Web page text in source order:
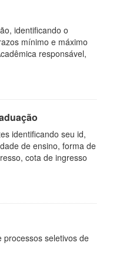
identificando o
mínimo e máximo
responsável,
identificando seu id,
de ensino, forma de
cota de ingresso
processos seletivos de